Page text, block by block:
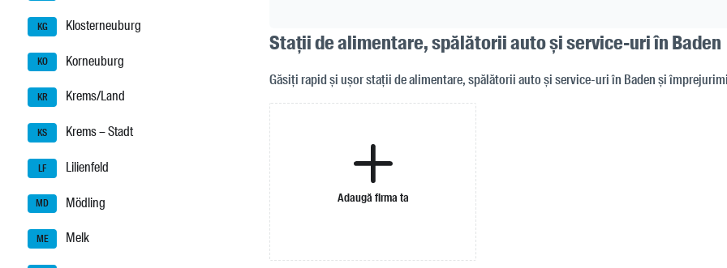
KG Klosterneuburg
KO Korneuburg
KR Krems/Land
KS Krems – Stadt
LF Lilienfeld
MD Mödling
ME Melk
Stații de alimentare, spălătorii auto și service-uri în Baden
Găsiți rapid și ușor stații de alimentare, spălătorii auto și service-uri în Baden și
Adaugă firma ta